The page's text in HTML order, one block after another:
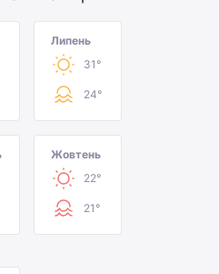
Липень
31°
24°
Жовтень
22°
21°